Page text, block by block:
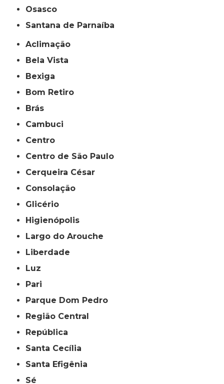
Osasco
Santana de Parnaíba
Aclimação
Bela Vista
Bexiga
Bom Retiro
Brás
Cambuci
Centro
Centro de São Paulo
Cerqueira César
Consolação
Glicério
Higienópolis
Largo do Arouche
Liberdade
Luz
Pari
Parque Dom Pedro
Região Central
República
Santa Cecília
Santa Efigênia
Sé